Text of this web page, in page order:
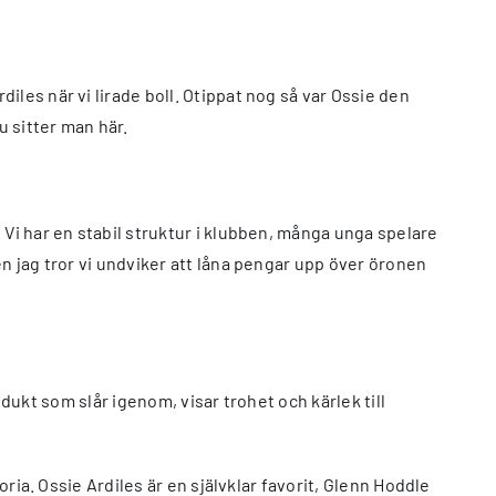
när vi lirade boll. Otippat nog så var Ossie den
sitter man här.
har en stabil struktur i klubben, många unga spelare
jag tror vi undviker att låna pengar upp över öronen
som slår igenom, visar trohet och kärlek till
Ossie Ardiles är en självklar favorit, Glenn Hoddle